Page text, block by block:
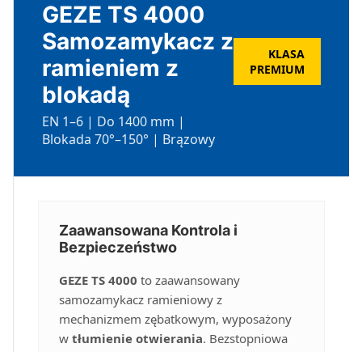
GEZE TS 4000
Samozamykacz z
ramieniem z
blokadą
EN 1–6 | Do 1400 mm |
Blokada 70°–150° | Brązowy
KLASA
PREMIUM
Zaawansowana Kontrola i
Bezpieczeństwo
GEZE TS 4000 to zaawansowany
samozamykacz ramieniowy z
mechanizmem zębatkowym, wyposażony
w tłumienie otwierania. Bezstopniowa